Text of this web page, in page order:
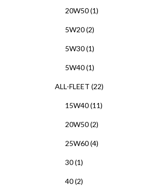
20W50(1)
5W20(2)
5W30(1)
5W40(1)
ALL-FLEET (22)
15W40(11)
20W50(2)
25W60(4)
30(1)
40(2)